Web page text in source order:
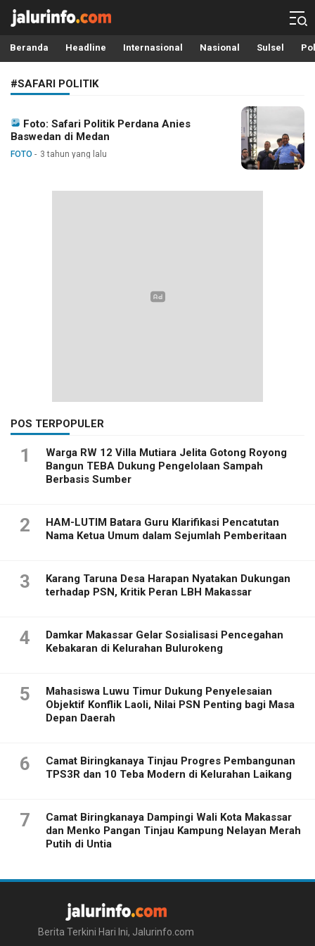
Info Terbaru, Berita Terkini Hari Ini, Jalurinfo.com
Terkini, Akurat dan Terpercaya
Beranda Headline Internasional Nasional Sulsel
#SAFARI POLITIK
Foto: Safari Politik Perdana Anies
Baswedan di Medan
FOTO 3 tahun yang lalu
POS TERPOPULER
1
Warga RW 12 Villa Mutiara Jelita Gotong Royong
Bangun TEBA Dukung Pengelolaan Sampah
Berbasis Sumber
2
HAM-LUTIM Batara Guru Klarifikasi Pencatutan
Nama Ketua Umum dalam Sejumlah Pemberitaan
3
Karang Taruna Desa Harapan Nyatakan Dukungan
terhadap PSN, Kritik Peran LBH Makassar
4
Damkar Makassar Gelar Sosialisasi Pencegahan
Kebakaran di Kelurahan Bulurokeng
5
Mahasiswa Luwu Timur Dukung Penyelesaian
Objektif Konflik Laoli, Nilai PSN Penting bagi Masa
Depan Daerah
6
Camat Biringkanaya Tinjau Progres Pembangunan
TPS3R dan 10 Teba Modern di Kelurahan Laikang
7
Camat Biringkanaya Dampingi Wali Kota Makassar
dan Menko Pangan Tinjau Kampung Nelayan Merah
Putih di Untia
Berita Terkini Hari Ini, Jalurinfo.com